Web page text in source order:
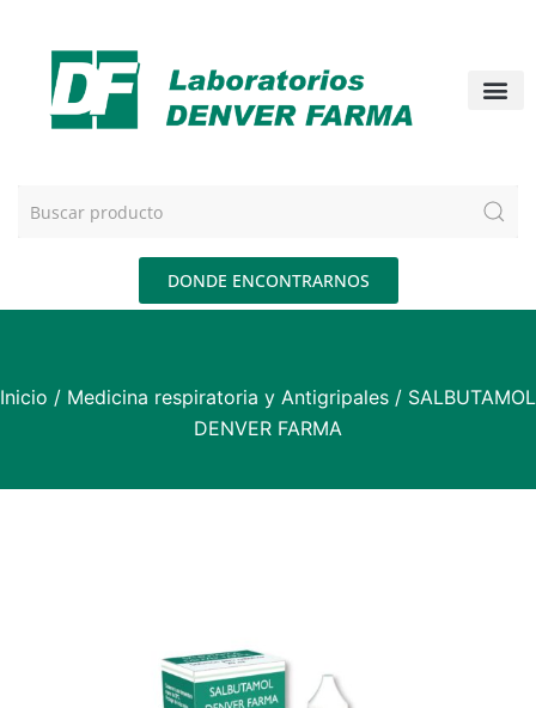
DONDE ENCONTRARNOS
Inicio / Medicina respiratoria y Antigripales / SALBUTAMOL
DENVER FARMA